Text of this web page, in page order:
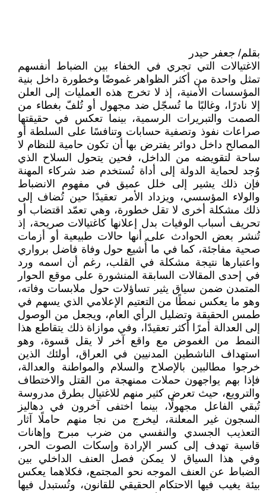
بقلم/ جعفر حيدر
الاغتيالات التي تجري في الخفاء بين الضباط أنفسهم
تمثل واحدة من أكثر الظواهر غموضًا وخطورة داخل بنية
المؤسسات الأمنية، إذ لا تخرج هذه العمليات إلى العلن
إلا نادرًا، وغالبًا ما تُسجّل ضد مجهول أو تُلفّ بغطاء من
الصمت والتبريرات الرسمية، بينما تعكس في حقيقتها
صراعات نفوذ وتصفية حسابات وتنافسًا على السلطة أو
المصالح داخل دوائر يفترض بها أن تكون حامية للنظام لا
ساحة لتقويضه من الداخل، فحين يتحول السلاح الذي
وُجد لحماية الدولة إلى أداة تُستخدم ضد شركاء المهنة
فإن ذلك يشير إلى خلل عميق في مفهوم الانضباط
والولاء المؤسسي، ويزداد الأمر تعقيدًا حين تُضاف إلى
ذلك مشكلة أخرى لا تقل خطورة، وهي تعمّد اقتضاب أو
تحريف أسباب الوفيات بدل إعلانها كاغتيالات صريحة، إذ
تُنشر بعض الحوادث على أنها حالات طبيعية أو أزمات
صحية مفاجئة، كما في ما أُشيع حول وفاة فاضل برواري
واعتبارها نتيجة مشكلة في القلب، رغم أن اسمه ورد
في إحدى المقالات السابقة المنشورة على موقع الحوار
المتمدن ضمن سياق يثير تساؤلات حول ملابسات وفاته،
وهو ما يعكس نمطًا من التعتيم الإعلامي الذي يسهم في
طمس الحقيقة وتضليل الرأي العام، ويجعل من الوصول
إلى العدالة أمرًا أكثر تعقيدًا، وفي موازاة ذلك يتقاطع هذا
النمط من الغموض مع واقع آخر لا يقل قسوة، وهو
استهداف الناشطين المدنيين في العراق، أولئك الذين
خرجوا مطالبين بالإصلاح والسلام والمواطنة والعدالة،
فإذا بهم يواجهون حملات ممنهجة من القتل والاختطاف
والترويع، حيث تعرض كثير منهم للاغتيال بطرق مدروسة
تُبقي الفاعل مجهولًا، بينما اختفى آخرون في دهاليز
السجون غير المعلنة، ليخرج من نجا منهم حاملًا آثار
التعذيب الجسدي والنفسي من ضرب مبرح وإهانات
قاسية تهدف إلى كسر الإرادة وإسكات الصوت الحر،
وفي هذا السياق لا يمكن فصل العنف الداخلي بين
الضباط عن العنف الموجه نحو المجتمع، فكلاهما يعكس
بيئة يغيب فيها الاحتكام الحقيقي للقانون، وتُستبدل فيها